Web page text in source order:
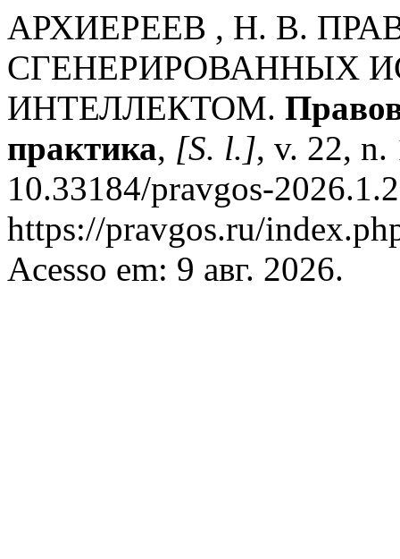
АРХИЕРЕЕВ , Н. В.
СГЕНЕРИРОВАННЫХ
ИНТЕЛЛЕКТОМ.
практика, [S. l.], v. 22,
10.33184/pravgos-
https://pravgos.ru/
Acesso em: 9 авг. 2026.